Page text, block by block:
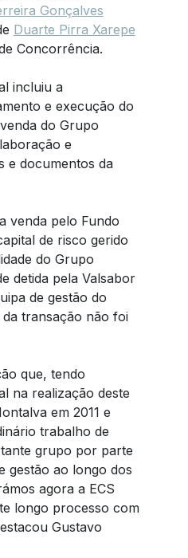
Gonçalves
Duarte Pirra Xarepe
Concorrência.
incluiu a
e execução do
do Grupo
e
e documentos da
venda pelo Fundo
de risco gerido
do Grupo
detida pela Valsabor
de gestão do
transação não foi
que, tendo
na realização deste
em 2011 e
trabalho de
grupo por parte
gestão ao longo dos
agora a ECS
longo processo com
Gustavo